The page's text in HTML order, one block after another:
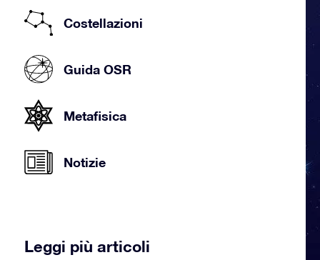
Costellazioni
Guida OSR
Metafisica
Notizie
Leggi più articoli